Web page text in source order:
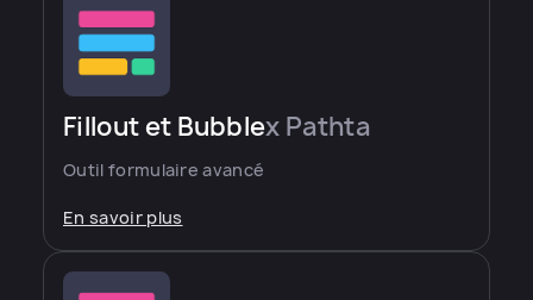
Fillout et Bubblex Pathta
Outil formulaire avancé
En savoir plus